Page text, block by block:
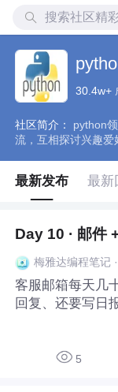
30.4w+
社区简介：
python
流，互相探讨兴趣爱
最新发布 最新
Day 10 · 邮件
梅雅达编程笔记·
客服邮箱每天几
回复、还要写日
据，无需配置邮
5